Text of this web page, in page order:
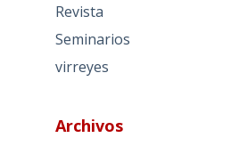
Revista
Seminarios
virreyes
Archivos